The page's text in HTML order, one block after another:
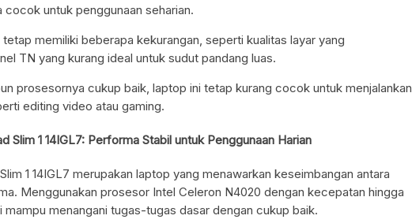
cocok untuk penggunaan seharian.
tetap memiliki beberapa kekurangan, seperti kualitas layar yang
TN yang kurang ideal untuk sudut pandang luas.
prosesornya cukup baik, laptop ini tetap kurang cocok untuk menjalankan
editing video atau gaming.
Slim 1 14IGL7: Performa Stabil untuk Penggunaan Harian
1 14IGL7 merupakan laptop yang menawarkan keseimbangan antara
Menggunakan prosesor Intel Celeron N4020 dengan kecepatan hingga
mampu menangani tugas-tugas dasar dengan cukup baik.